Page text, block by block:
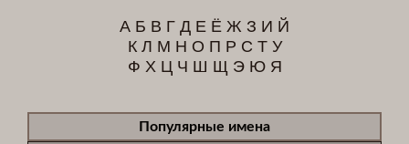
А Б В ГД Е Ё Ж З И Й
К Л М Н О П Р С Т У
Ф Х Ц Ч Ш Щ Э Ю Я
Популярные имена